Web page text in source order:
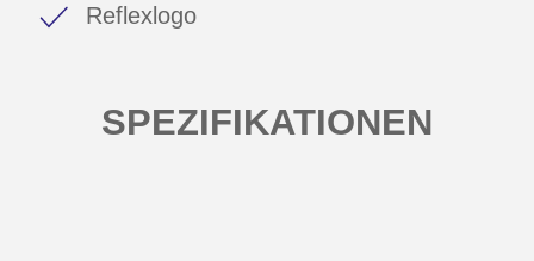
Reflexlogo
SPEZIFIKATIONEN